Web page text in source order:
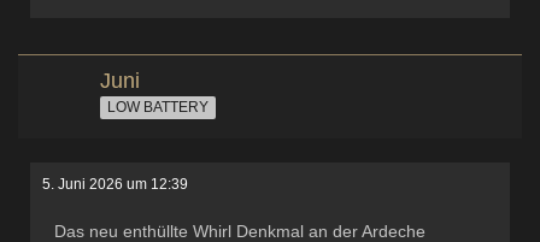
Juni
LOW BATTERY
5. Juni 2026 um 12:39
Das neu enthüllte Whirl Denkmal an der Ardeche